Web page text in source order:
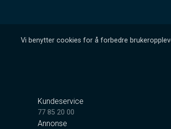
Vi benytter cookies for å forbedre
Kundeservice
77 85 20 00
Annonse